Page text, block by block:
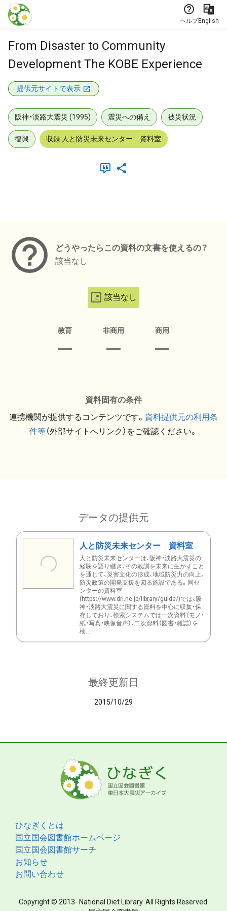
本文に飛ぶ
ヘルプEnglish
From Disaster to Community
Development The KOBE Experience
提供元サイトで表示
阪神・淡路大震災 (1995) 震災への備え 被災状況
復興 収録:人と防災未来センター 資料室
どうやったらこの資料の文書を使えるの？
該当なし
該当なし
教育 非商用 商用
資料固有の条件
連携機関が提供するコンテンツです。 資料提供元の利用条
件等（外部サイトへリンク）をご確認ください。
データの提供元
人と防災未来センター 資料室
人と防災未来センターは、阪神・淡路大震災の
経験を語り継ぎ、その教訓を未来に生かすこと
を通じて、災害文化の形成、地域防災力の向上、
防災政策の開発支援を図る施設である。同セ
ンターの資料室
(https://www.dri.ne.jp/library/guide/)では、阪
神・淡路大震災に関する資料を中心に収集・保
存しており、検索システムでは一次資料（モノ・
紙・写真・映像音声）、二次資料（図書・雑誌）を
検...
最終更新日
2015/10/29
ひなぎくとは
国立国会図書館ホームページ
国立国会図書館サーチ
お知らせ
お問い合わせ
Copyright © 2013- National Diet Library. All Rights Reserved.